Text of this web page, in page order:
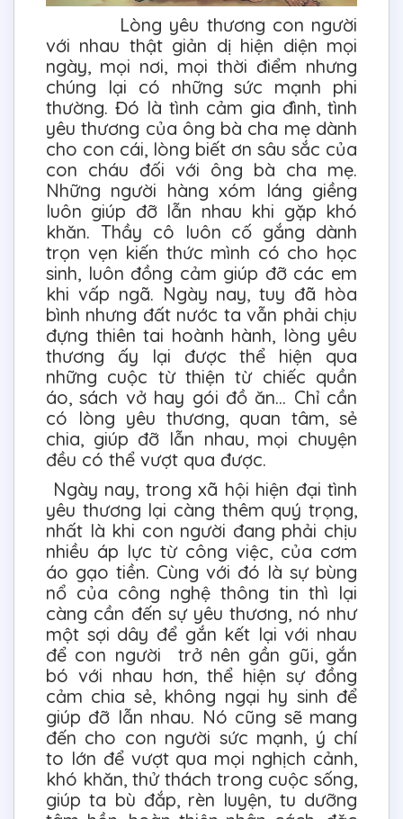
Lòng yêu thương con người
với nhau thật giản dị hiện diện mọi
ngày, mọi nơi, mọi thời điểm nhưng
chúng lại có những sức mạnh phi
thường. Đó là tình cảm gia đình, tình
yêu thương của ông bà cha mẹ dành
cho con cái, lòng biết ơn sâu sắc của
con cháu đối với ông bà cha mẹ.
Những người hàng xóm láng giềng
luôn giúp đỡ lẫn nhau khi gặp khó
khăn. Thầy cô luôn cố gắng dành
trọn vẹn kiến thức mình có cho học
sinh, luôn đồng cảm giúp đỡ các em
khi vấp ngã. Ngày nay, tuy đã hòa
bình nhưng đất nước ta vẫn phải chịu
đựng thiên tai hoành hành, lòng yêu
thương ấy lại được thể hiện qua
những cuộc từ thiện từ chiếc quần
áo, sách vở hay gói đồ ăn... Chỉ cần
có lòng yêu thương, quan tâm, sẻ
chia, giúp đỡ lẫn nhau, mọi chuyện
đều có thể vượt qua được.
Ngày nay, trong xã hội hiện đại tình
yêu thương lại càng thêm quý trọng,
nhất là khi con người đang phải chịu
nhiều áp lực từ công việc, của cơm
áo gạo tiền. Cùng với đó là sự bùng
nổ của công nghệ thông tin thì lại
càng cần đến sự yêu thương, nó như
một sợi dây để gắn kết lại với nhau
để con người trở nên gần gũi, gắn
bó với nhau hơn, thể hiện sự đồng
cảm chia sẻ, không ngại hy sinh để
giúp đỡ lẫn nhau. Nó cũng sẽ mang
đến cho con người sức mạnh, ý chí
to lớn để vượt qua mọi nghịch cảnh,
khó khăn, thử thách trong cuộc sống,
giúp ta bù đắp, rèn luyện, tu dưỡng